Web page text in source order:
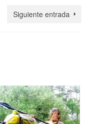
Siguiente entrada